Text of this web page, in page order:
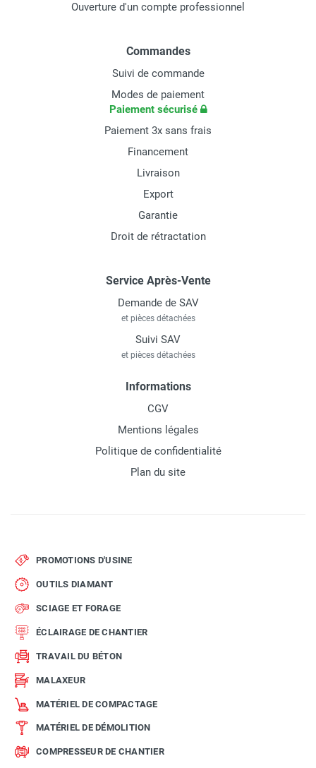
Ouverture d'un compte professionnel
Commandes
Suivi de commande
Modes de paiement
Paiement sécurisé
Paiement 3x sans frais
Financement
Livraison
Export
Garantie
Droit de rétractation
Service Après-Vente
Demande de SAV
et pièces détachées
Suivi SAV
et pièces détachées
Informations
CGV
Mentions légales
Politique de confidentialité
Plan du site
PROMOTIONS D'USINE
OUTILS DIAMANT
SCIAGE ET FORAGE
ÉCLAIRAGE DE CHANTIER
TRAVAIL DU BÉTON
MALAXEUR
MATÉRIEL DE COMPACTAGE
MATÉRIEL DE DÉMOLITION
COMPRESSEUR DE CHANTIER